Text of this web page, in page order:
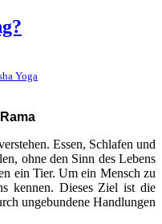
Yoga
Essen, Schlafen und
ohne den Sinn des Lebens
ein Tier. Um ein Mensch zu
kennen. Dieses Ziel ist die
ungebundene Handlungen